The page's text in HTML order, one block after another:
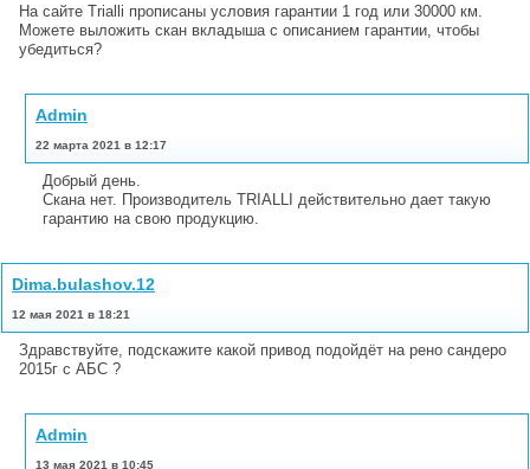
На сайте Trialli прописаны условия гарантии 1 год или 30000 км.
Можете выложить скан вкладыша с описанием гарантии, чтобы
убедиться?
Admin
22 марта 2021 в 12:17
Добрый день.
Скана нет. Производитель TRIALLI действительно дает такую
гарантию на свою продукцию.
Dima.bulashov.12
12 мая 2021 в 18:21
Здравствуйте, подскажите какой привод подойдёт на рено сандеро
2015г с АБС ?
Admin
13 мая 2021 в 10:45